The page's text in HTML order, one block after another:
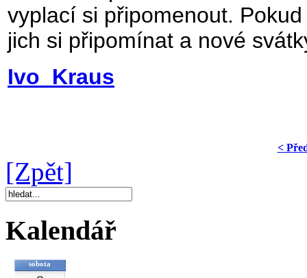
vyplací si připomenout.
jich si připomínat a nové
Ivo Kraus
<
[Zpět]
Kalendář
sobota